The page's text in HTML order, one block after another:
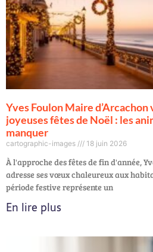
Yves Foulon Maire d’Arcachon
joyeuses fêtes de Noël : les
manquer
cartographic-images 18 juin 2026
À l'approche des fêtes de fin d'année,
adresse ses vœux chaleureux aux
période festive représente un
En lire plus